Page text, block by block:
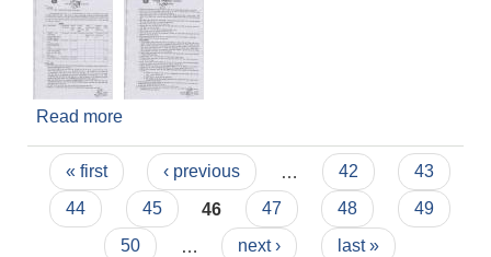
Read more
Pages
« first ‹ previous 42
43
44
45 46 47 48
49
50
next › last »